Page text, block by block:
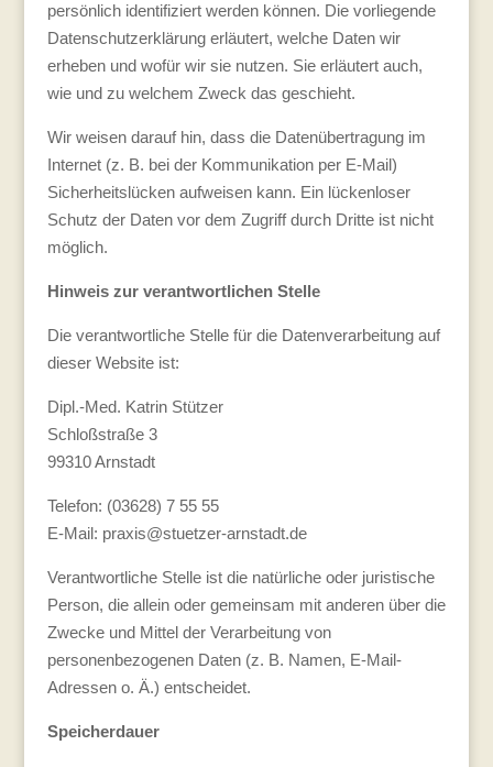
persönlich identifiziert werden können. Die vorliegende
Datenschutzerklärung erläutert, welche Daten wir
erheben und wofür wir sie nutzen. Sie erläutert auch,
wie und zu welchem Zweck das geschieht.
Wir weisen darauf hin, dass die Datenübertragung im
Internet (z. B. bei der Kommunikation per E-Mail)
Sicherheitslücken aufweisen kann. Ein lückenloser
Schutz der Daten vor dem Zugriff durch Dritte ist nicht
möglich.
Hinweis zur verantwortlichen Stelle
Die verantwortliche Stelle für die Datenverarbeitung auf
dieser Website ist:
Dipl.-Med. Katrin Stützer
Schloßstraße 3
99310 Arnstadt
Telefon: (03628) 7 55 55
E-Mail: praxis@stuetzer-arnstadt.de
Verantwortliche Stelle ist die natürliche oder juristische
Person, die allein oder gemeinsam mit anderen über die
Zwecke und Mittel der Verarbeitung von
personenbezogenen Daten (z. B. Namen, E-Mail-
Adressen o. Ä.) entscheidet.
Speicherdauer